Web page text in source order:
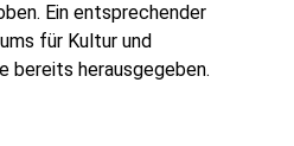
Ein entsprechender
für Kultur und
bereits herausgegeben.